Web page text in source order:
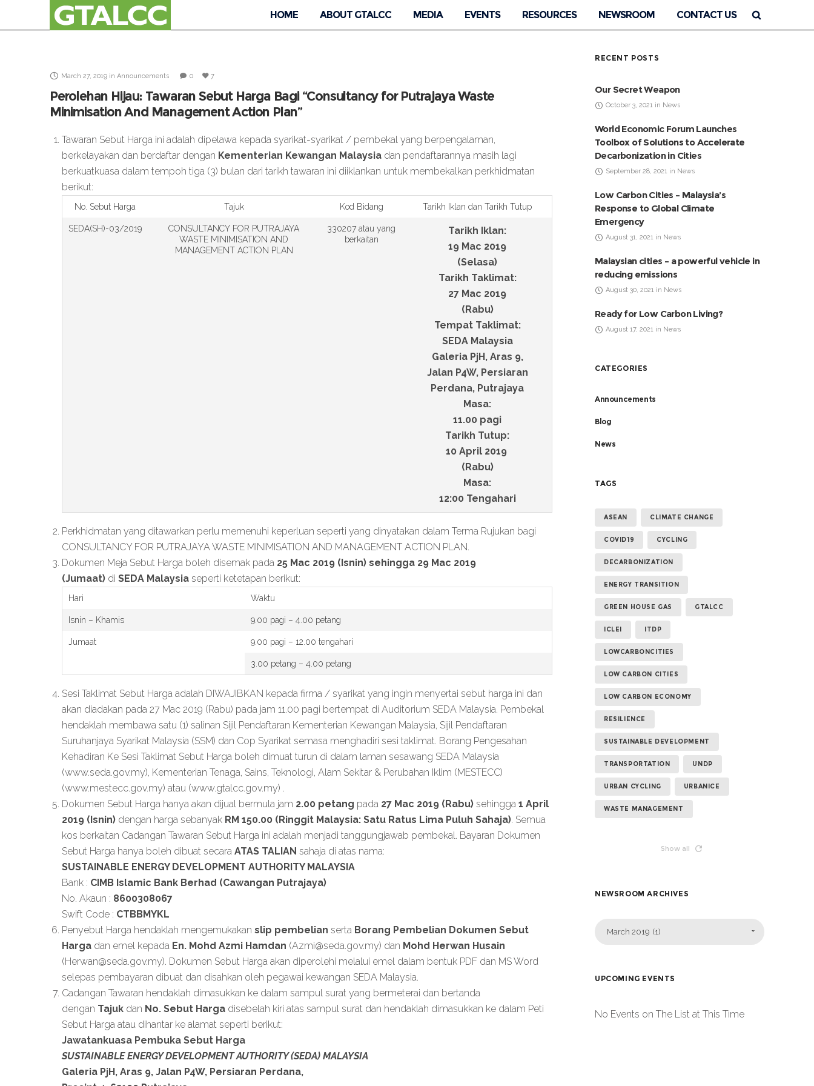
HOME ABOUT GTALCC MEDIA EVENTS RESOURCES NEWSROOM CONTACT US
March 27, 2019 in Announcements 0 7
Perolehan Hijau: Tawaran Sebut Harga Bagi “Consultancy for Putrajaya Waste
Minimisation And Management Action Plan”
Tawaran Sebut Harga ini adalah dipelawa kepada syarikat-syarikat / pembekal yang berpengalaman,
berkelayakan dan berdaftar dengan Kementerian Kewangan Malaysia dan pendaftarannya masih lagi
berkuatkuasa dalam tempoh tiga (3) bulan dari tarikh tawaran ini diiklankan untuk membekalkan perkhidmatan
berikut:
No. Sebut Harga Tajuk Kod Bidang Tarikh Iklan dan Tarikh Tutup
SEDA(SH)-03/2019
CONSULTANCY FOR PUTRAJAYA
WASTE MINIMISATION AND
MANAGEMENT ACTION PLAN
330207 atau yang
berkaitan
Tarikh Iklan:
19 Mac 2019
(Selasa)
Tarikh Taklimat:
27 Mac 2019
(Rabu)
Tempat Taklimat:
SEDA Malaysia
Galeria PjH, Aras 9,
Jalan P4W, Persiaran
Perdana, Putrajaya
Masa:
11.00 pagi
Tarikh Tutup:
10 April 2019
(Rabu)
Masa:
12:00 Tengahari
Perkhidmatan yang ditawarkan perlu memenuhi keperluan seperti yang dinyatakan dalam Terma Rujukan bagi
CONSULTANCY FOR PUTRAJAYA WASTE MINIMISATION AND MANAGEMENT ACTION PLAN.
Dokumen Meja Sebut Harga boleh disemak pada 25 Mac 2019 (Isnin) sehingga 29 Mac 2019
(Jumaat) di SEDA Malaysia seperti ketetapan berikut:
Hari Waktu
Isnin – Khamis 9.00 pagi – 4.00 petang
Jumaat 9.00 pagi – 12.00 tengahari
3.00 petang – 4.00 petang
Sesi Taklimat Sebut Harga adalah DIWAJIBKAN kepada firma / syarikat yang ingin menyertai sebut harga ini dan
akan diadakan pada 27 Mac 2019 (Rabu) pada jam 11.00 pagi bertempat di Auditorium SEDA Malaysia. Pembekal
hendaklah membawa satu (1) salinan Sijil Pendaftaran Kementerian Kewangan Malaysia, Sijil Pendaftaran
Suruhanjaya Syarikat Malaysia (SSM) dan Cop Syarikat semasa menghadiri sesi taklimat. Borang Pengesahan
Kehadiran Ke Sesi Taklimat Sebut Harga boleh dimuat turun di dalam laman sesawang SEDA Malaysia
(www.seda.gov.my), Kementerian Tenaga, Sains, Teknologi, Alam Sekitar & Perubahan Iklim (MESTECC)
(www.mestecc.gov.my) atau (www.gtalcc.gov.my) .
Dokumen Sebut Harga hanya akan dijual bermula jam 2.00 petang pada 27 Mac 2019 (Rabu) sehingga 1 April
2019 (Isnin) dengan harga sebanyak RM 150.00 (Ringgit Malaysia: Satu Ratus Lima Puluh Sahaja). Semua
kos berkaitan Cadangan Tawaran Sebut Harga ini adalah menjadi tanggungjawab pembekal. Bayaran Dokumen
Sebut Harga hanya boleh dibuat secara ATAS TALIAN sahaja di atas nama:
SUSTAINABLE ENERGY DEVELOPMENT AUTHORITY MALAYSIA
Bank : CIMB Islamic Bank Berhad (Cawangan Putrajaya)
No. Akaun : 8600308067
Swift Code : CTBBMYKL
Penyebut Harga hendaklah mengemukakan slip pembelian serta Borang Pembelian Dokumen Sebut
Harga dan emel kepada En. Mohd Azmi Hamdan (Azmi@seda.gov.my) dan Mohd Herwan Husain
(Herwan@seda.gov.my). Dokumen Sebut Harga akan diperolehi melalui emel dalam bentuk PDF dan MS Word
selepas pembayaran dibuat dan disahkan oleh pegawai kewangan SEDA Malaysia.
Cadangan Tawaran hendaklah dimasukkan ke dalam sampul surat yang bermeterai dan bertanda
dengan Tajuk dan No. Sebut Harga disebelah kiri atas sampul surat dan hendaklah dimasukkan ke dalam Peti
Sebut Harga atau dihantar ke alamat seperti berikut:
Jawatankuasa Pembuka Sebut Harga
SUSTAINABLE ENERGY DEVELOPMENT AUTHORITY (SEDA) MALAYSIA
Galeria PjH, Aras 9, Jalan P4W, Persiaran Perdana,
RECENT POSTS
Our Secret Weapon
October 3, 2021 in News
World Economic Forum Launches
Toolbox of Solutions to Accelerate
Decarbonization in Cities
September 28, 2021 in News
Low Carbon Cities – Malaysia’s
Response to Global Climate
Emergency
August 31, 2021 in News
Malaysian cities – a powerful vehicle in
reducing emissions
August 30, 2021 in News
Ready for Low Carbon Living?
August 17, 2021 in News
CATEGORIES
Announcements
Blog
News
TAGS
ASEAN CLIMATE CHANGE
COVID19 CYCLING
DECARBONIZATION
ENERGY TRANSITION
GREEN HOUSE GAS GTALCC
ICLEI ITDP
LOWCARBONCITIES
LOW CARBON CITIES
LOW CARBON ECONOMY
RESILIENCE
SUSTAINABLE DEVELOPMENT
TRANSPORTATION UNDP
URBAN CYCLING URBANICE
WASTE MANAGEMENT
Show all
NEWSROOM ARCHIVES
March 2019 (1)
UPCOMING EVENTS
No Events on The List at This Time